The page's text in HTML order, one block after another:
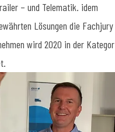
– und Telematik. idem
Lösungen die Fachjury
wird 2020 in der